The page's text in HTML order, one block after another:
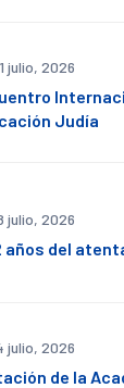
julio, 2026
Judía
julio, 2026
años del
julio, 2026
de la